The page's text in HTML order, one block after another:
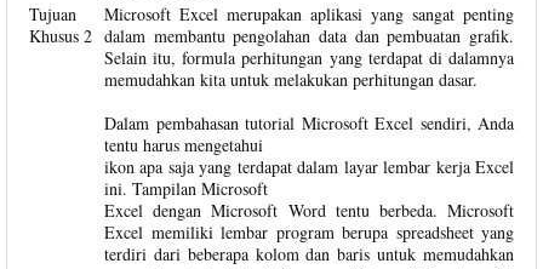
Tujuan
Khusus 2
Microsoft Excel merupakan aplikasi yang sangat penting
dalam membantu pengolahan data dan pembuatan grafik.
Selain itu, formula perhitungan yang terdapat di dalamnya
memudahkan kita untuk melakukan perhitungan dasar.
Dalam pembahasan tutorial Microsoft Excel sendiri, Anda
tentu harus mengetahui
ikon apa saja yang terdapat dalam layar lembar kerja Excel
ini. Tampilan Microsoft
Excel dengan Microsoft Word tentu berbeda. Microsoft
Excel memiliki lembar program berupa spreadsheet yang
terdiri dari beberapa kolom dan baris untuk memudahkan